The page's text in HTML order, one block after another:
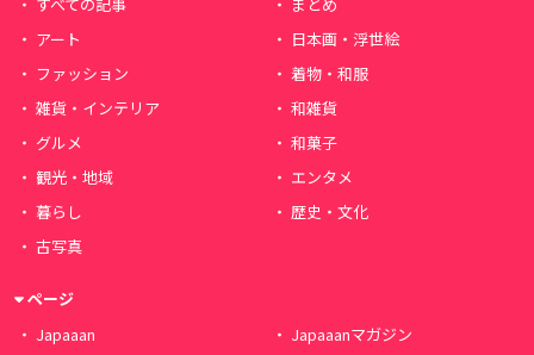
アート
日本画・浮世絵
ファッション
着物・和服
雑貨・インテリア
和雑貨
グルメ
和菓子
観光・地域
エンタメ
暮らし
歴史・文化
古写真
ページ
Japaaan
Japaaanマガジン